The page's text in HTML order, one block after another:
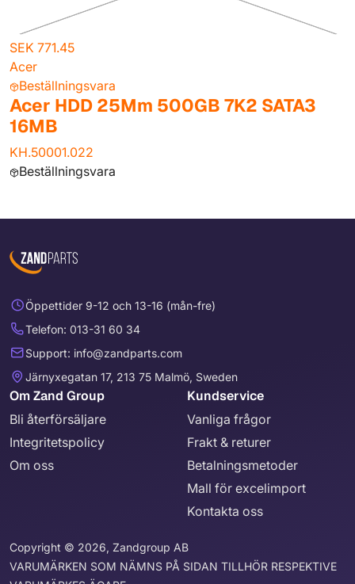
SEK 771.45
Acer
Beställningsvara
Acer HDD 25Mm 500GB 7K2 SATA3
16MB
KH.50001.022
Beställningsvara
Öppettider 9-12 och 13-16 (mån-fre)
Telefon: 013-31 60 34
Support: info@zandparts.com
Järnyxegatan 17, 213 75 Malmö, Sweden
Om Zand Group
Bli återförsäljare
Integritetspolicy
Om oss
Kundservice
Vanliga frågor
Frakt & returer
Betalningsmetoder
Mall för excelimport
Kontakta oss
Copyright © 2026, Zandgroup AB
VARUMÄRKEN SOM NÄMNS PÅ SIDAN TILLHÖR RESPEKTIVE